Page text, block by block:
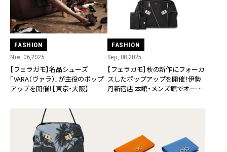
FASHION
Nov, 06,2025
【フェラガモ】名品シューズ
「VARA（ヴァラ）」が主役のポップ
アップを開催！【東京・大阪】
FASHION
Sep, 08,2025
【フェラガモ】秋の新作にフォーカ
スしたポップアップを開催！伊勢
丹新宿店 本館・メンズ館でオープ